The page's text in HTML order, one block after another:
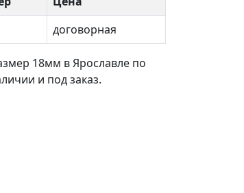
договорная
18мм в Ярославле по
и под заказ.